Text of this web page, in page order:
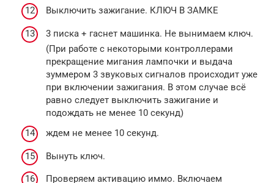
Выключить зажигание. КЛЮЧ В ЗАМКЕ
3 писка + гаснет машинка. Не вынимаем ключ.
(При работе с некоторыми контроллерами
прекращение мигания лампочки и выдача
зуммером 3 звуковых сигналов происходит уже
при включении зажигания. В этом случае всё
равно следует выключить зажигание и
подождать не менее 10 секунд)
ждем не менее 10 секунд.
Вынуть ключ.
Проверяем активацию иммо. Включаем